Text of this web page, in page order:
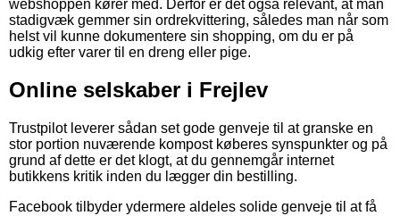
webshoppen kører med. Derfor er det også relevant, at man
stadigvæk gemmer sin ordrekvittering, således man når som
helst vil kunne dokumentere sin shopping, om du er på
udkig efter varer til en dreng eller pige.
Online selskaber i Frejlev
Trustpilot leverer sådan set gode genveje til at granske en
stor portion nuværende kompost køberes synspunkter og på
grund af dette er det klogt, at du gennemgår internet
butikkens kritik inden du lægger din bestilling.
Facebook tilbyder ydermere aldeles solide genveje til at få